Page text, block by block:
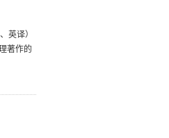
英译）
著作的